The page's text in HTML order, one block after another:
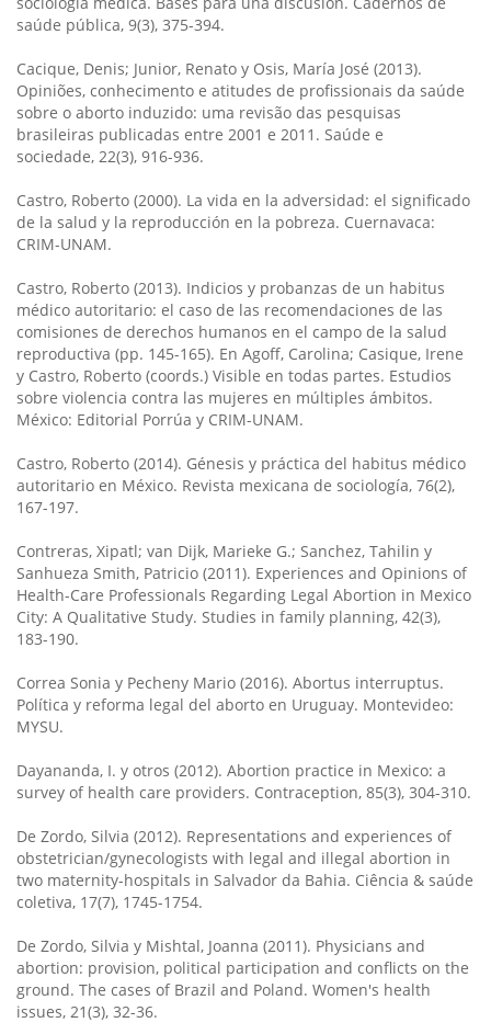
saúde pública, 9(3), 375-394.
Cacique, Denis; Junior, Renato y Osis, María José (2013).
Opiniões, conhecimento e atitudes de profissionais da saúde
sobre o aborto induzido: uma revisão das pesquisas
brasileiras publicadas entre 2001 e 2011. Saúde e
sociedade, 22(3), 916-936.
Castro, Roberto (2000). La vida en la adversidad: el significado
de la salud y la reproducción en la pobreza. Cuernavaca:
CRIM-UNAM.
Castro, Roberto (2013). Indicios y probanzas de un habitus
médico autoritario: el caso de las recomendaciones de las
comisiones de derechos humanos en el campo de la salud
reproductiva (pp. 145-165). En Agoff, Carolina; Casique, Irene
y Castro, Roberto (coords.) Visible en todas partes. Estudios
sobre violencia contra las mujeres en múltiples ámbitos.
México: Editorial Porrúa y CRIM-UNAM.
Castro, Roberto (2014). Génesis y práctica del habitus médico
autoritario en México. Revista mexicana de sociología, 76(2),
167-197.
Contreras, Xipatl; van Dijk, Marieke G.; Sanchez, Tahilin y
Sanhueza Smith, Patricio (2011). Experiences and Opinions of
Health-Care Professionals Regarding Legal Abortion in Mexico
City: A Qualitative Study. Studies in family planning, 42(3),
183-190.
Correa Sonia y Pecheny Mario (2016). Abortus interruptus.
Política y reforma legal del aborto en Uruguay. Montevideo:
MYSU.
Dayananda, I. y otros (2012). Abortion practice in Mexico: a
survey of health care providers. Contraception, 85(3), 304-310.
De Zordo, Silvia (2012). Representations and experiences of
obstetrician/gynecologists with legal and illegal abortion in
two maternity-hospitals in Salvador da Bahia. Ciência & saúde
coletiva, 17(7), 1745-1754.
De Zordo, Silvia y Mishtal, Joanna (2011). Physicians and
abortion: provision, political participation and conflicts on the
ground. The cases of Brazil and Poland. Women's health
issues, 21(3), 32-36.